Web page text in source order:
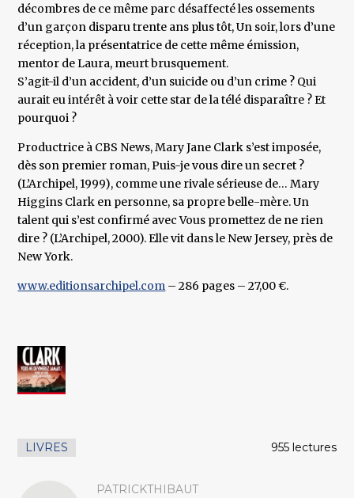
décombres de ce même parc désaffecté les ossements
d’un garçon disparu trente ans plus tôt, Un soir, lors d’une
réception, la présentatrice de cette même émission,
mentor de Laura, meurt brusquement.
S’agit-il d’un accident, d’un suicide ou d’un crime ? Qui
aurait eu intérêt à voir cette star de la télé disparaître ? Et
pourquoi ?
Productrice à CBS News, Mary Jane Clark s’est imposée,
dès son premier roman, Puis-je vous dire un secret ?
(L’Archipel, 1999), comme une rivale sérieuse de… Mary
Higgins Clark en personne, sa propre belle-mère. Un
talent qui s’est confirmé avec Vous promettez de ne rien
dire ? (L’Archipel, 2000). Elle vit dans le New Jersey, près de
New York.
www.editionsarchipel.com – 286 pages – 27,00 €.
LIVRES 955 lectures
PATRICKTHIBAUT